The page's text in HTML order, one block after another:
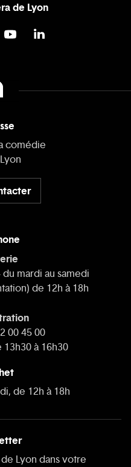
de Lyon
comédie
du mardi au samedi
de 12h à 18h
00 45 00
13h30 à 16h30
de 12h à 18h
de Lyon dans votre